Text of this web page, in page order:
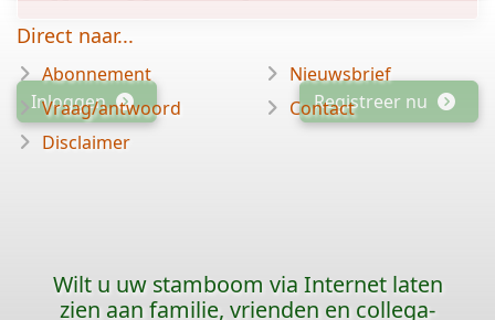
Inloggen Registreer nu
Direct naar...
Abonnement
Vraag/antwoord
Disclaimer
Nieuwsbrief
Contact
Wilt u uw stamboom via Internet laten
zien aan familie, vrienden en collega-